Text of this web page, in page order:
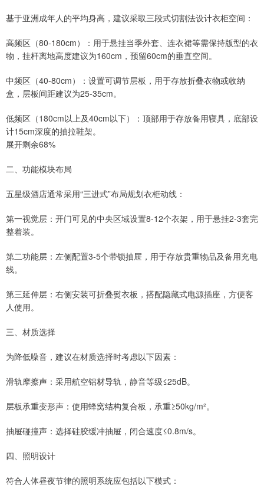
基于亚洲成年人的平均身高，建议采取三段式切割法设计衣柜空间：
高频区（80-180cm）：用于悬挂当季外套、连衣裙等需保持版型的衣
物，挂杆离地高度建议为160cm，预留60cm的垂直空间。
中频区（40-80cm）：设置可调节层板，用于存放折叠衣物或收纳
盒，层板间距建议为25-35cm。
低频区（180cm以上及40cm以下）：顶部用于存放备用寝具，底部设
计15cm深度的抽拉鞋架。
展开剩余68%
二、功能模块布局
五星级酒店通常采用“三进式”布局规划衣柜动线：
第一视觉层：开门可见的中央区域设置8-12个衣架，用于悬挂2-3套完
整着装。
第二功能层：左侧配置3-5个带锁抽屉，用于存放贵重物品及备用充电
线。
第三延伸层：右侧安装可折叠熨衣板，搭配隐藏式电源插座，方便客
人使用。
三、材质选择
为降低噪音，建议在材质选择时考虑以下因素：
滑轨摩擦声：采用航空铝材导轨，静音等级≤25dB。
层板承重变形声：使用蜂窝结构复合板，承重≥50kg/m²。
抽屉碰撞声：选择硅胶缓冲抽屉，闭合速度≤0.8m/s。
四、照明设计
符合人体昼夜节律的照明系统应包括以下模式：